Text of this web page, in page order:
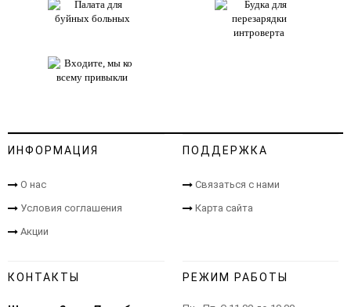
ИНФОРМАЦИЯ
О нас
Условия соглашения
Акции
ПОДДЕРЖКА
Связаться с нами
Карта сайта
КОНТАКТЫ РЕЖИМ РАБОТЫ